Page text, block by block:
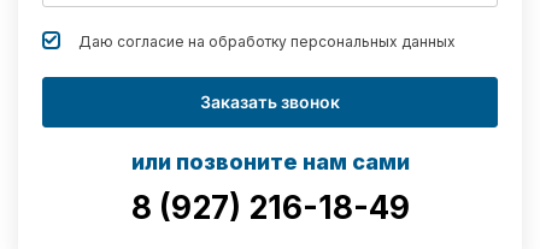
Даю согласие на обработку персональных данных
Заказать звонок
или позвоните нам сами
8 (927) 216-18-49